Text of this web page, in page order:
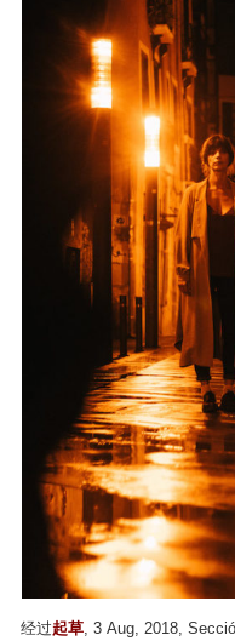
经过起草, 3 Aug, 2018,